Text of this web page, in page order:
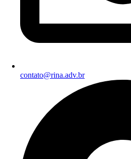
contato@rina.adv.br